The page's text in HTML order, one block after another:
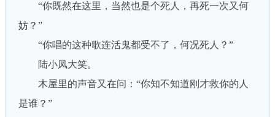
“你既然在这里，当然也是个死人，再死一次又何
妨？”
“你唱的这种歌连活鬼都受不了，何况死人？”
陆小凤大笑。
木屋里的声音又在问：“你知不知道刚才救你的人
是谁？”